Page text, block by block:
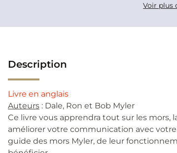
Voir plus
Description
Livre en anglais
Auteurs : Dale, Ron et Bob Myler
Ce livre vous apprendra tout sur les
améliorer votre communication avec
guide des mors Myler, de leur